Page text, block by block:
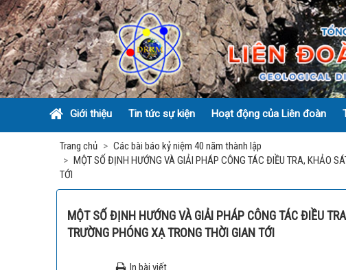
Giới thiệu
Giới
thiệu
Giới
thiệu
về
đạo
Liên
đoàn
Tin tức sự kiện
Tin
Tin
nước
phương
hướng
phát
Hoạt động của Liên đoàn
Hoạt
Đoàn
SỐ
ĐỊNH
HƯỚNG
Trang chủ
Các bài báo kỷ niệm 40 năm thành lập
MỘT SỐ ĐỊNH HƯỚNG VÀ GIẢI PHÁP CÔNG TÁC ĐIỀU TRA, KHẢO
TỚI
MỘT SỐ ĐỊNH HƯỚNG VÀ GIẢI PHÁP CÔNG TÁC ĐIỀU
TRƯỜNG PHÓNG XẠ TRONG THỜI GIAN TỚI
In bài viết